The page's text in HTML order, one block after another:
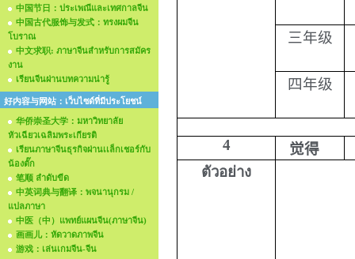
中国节日：ประเพณีและเทศกาลจีน
中国古代服饰与发式：ทรงผมจีน
โบราณ
中文求职: ภาษาจีนสำหรับการสมัคร
งาน
เรียนจีนผ่านบทความน่ารู้
好内容与网站：เว็บไซด์ที่มีประโยชน์
华侨崇圣大学：มหาวิทยาลัย
หัวเฉียวเฉลิมพระเกียรติ
เรียนภาษาจีนธุรกิจผ่านเเล็กเชอร์กับ
น้องตั๊ก
笔顺 ลำดับขีด
中英词典与翻译：พจนานุกรม /
แปลภาษา
中医（中）แพทย์แผนจีน(ภาษาจีน)
画画儿：หัดวาดภาพจีน
游戏：เล่นเกมจีน-จีน
三年级
四年级
4
觉得
ตัวอย่าง